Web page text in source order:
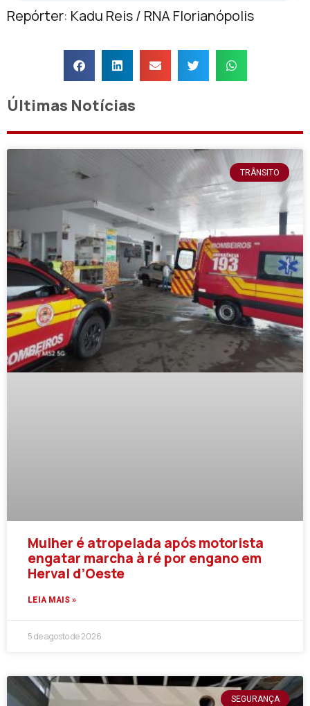
Repórter: Kadu Reis / RNA Florianópolis
Últimas Notícias
TRÂNSITO
Mulher é atropelada após motorista
engatar marcha à ré por engano em
Herval d’Oeste
LEIA MAIS »
5 de agosto de 2026
SEGURANÇA